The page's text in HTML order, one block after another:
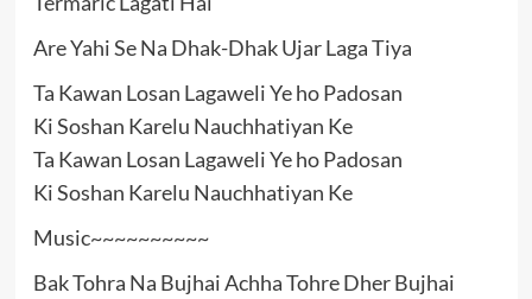
Are Yahi Se Na Dhak-Dhak Ujar Laga Tiya
Ta Kawan Losan Lagaweli Ye ho Padosan
Ki Soshan Karelu Nauchhatiyan Ke
Ta Kawan Losan Lagaweli Ye ho Padosan
Ki Soshan Karelu Nauchhatiyan Ke
Music~~~~~~~~~~
Bak Tohra Na Bujhai Achha Tohre Dher Bujhai